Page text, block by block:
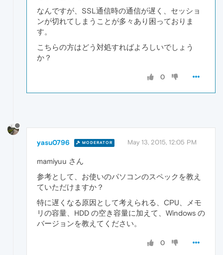
なんですが、SSL通信時の通信が遅く、セッショ
ンが切れてしまうことが多々あり困っておりま
す。
こちらの方はどう対処すればよろしいでしょう
か？
0
yasu0796 MODERATOR May 13, 2015, 12:05 PM
mamiyuu さん
参考として、お使いのパソコンのスペックを教え
ていただけますか？
特に遅くなる原因として考えられる、CPU、メモ
リの容量、HDD の空き容量に加えて、Windows の
バージョンを教えてください。
0